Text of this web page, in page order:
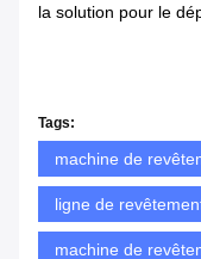
la solution pour le
Tags:
machine de
ligne de
machine de